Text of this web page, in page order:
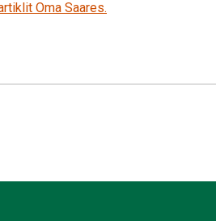
Oma Saares.